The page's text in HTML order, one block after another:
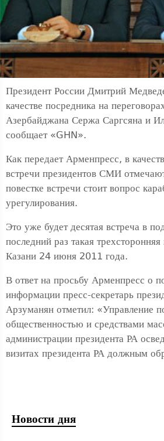
Президент России Дмитрий
качестве посредника на
Азербайджана Сержа Саргсяна и
сообщает «GHN».
Как передает Арменпресс, в
встречи президентов СМИ
повестке встречи стоит вопрос
урегулирования.
Это уже будет десятая встреча в
последний раз такая трехсторонняя
Казани 24 июня 2011 года.
В ответ на просьбу Арменпресс о
информации пресс-секретарь
Арзуманян отметил: «Управление
общественностью и средствами
администрации президента РА
визитах президента РА должным
Новости дня